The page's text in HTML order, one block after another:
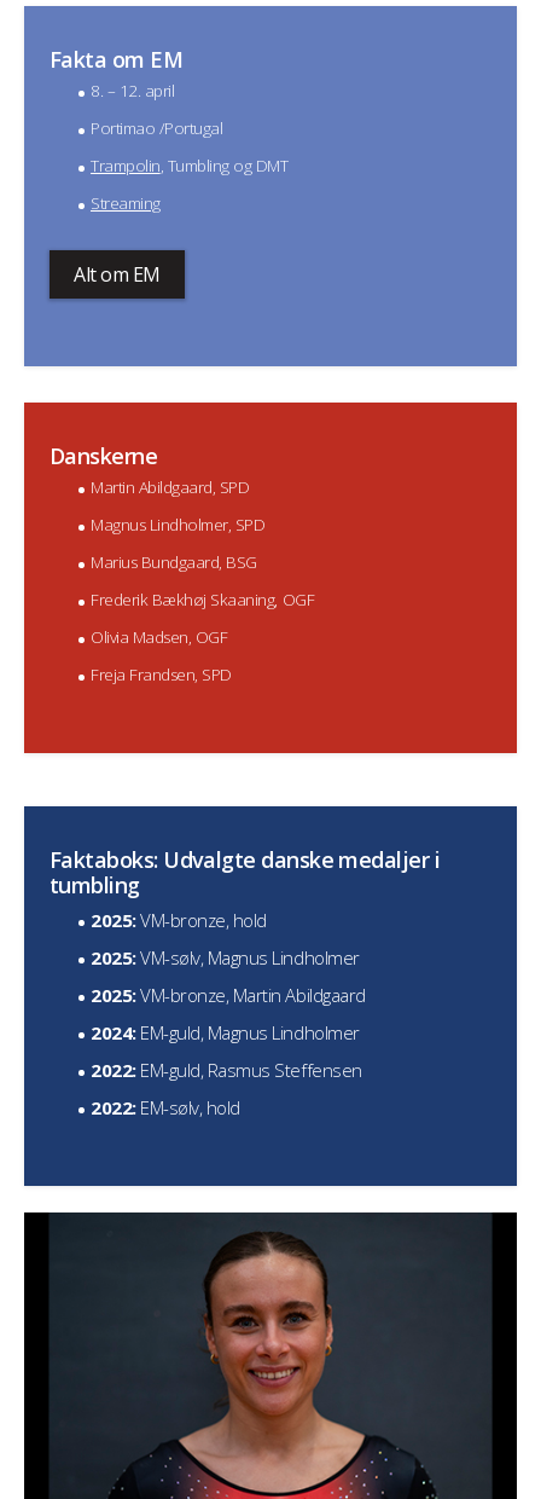
Fakta om EM
8. – 12. april
Portimao /Portugal
Trampolin, Tumbling og DMT
Streaming
Alt om EM
Danskerne
Martin Abildgaard, SPD
Magnus Lindholmer, SPD
Marius Bundgaard, BSG
Frederik Bækhøj Skaaning, OGF
Olivia Madsen, OGF
Freja Frandsen, SPD
Faktaboks: Udvalgte danske medaljer i
tumbling
2025:VM-bronze, hold
2025:VM-sølv, Magnus Lindholmer
2025:VM-bronze, Martin Abildgaard
2024:EM-guld, Magnus Lindholmer
2022:EM-guld, Rasmus Steffensen
2022:EM-sølv, hold